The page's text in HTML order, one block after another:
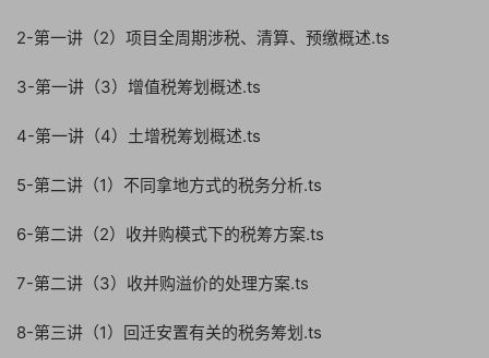
2-第一讲（2）项目全周期涉税、清算、预缴概述.ts
3-第一讲（3）增值税筹划概述.ts
4-第一讲（4）土增税筹划概述.ts
5-第二讲（1）不同拿地方式的税务分析.ts
6-第二讲（2）收并购模式下的税筹方案.ts
7-第二讲（3）收并购溢价的处理方案.ts
8-第三讲（1）回迁安置有关的税务筹划.ts